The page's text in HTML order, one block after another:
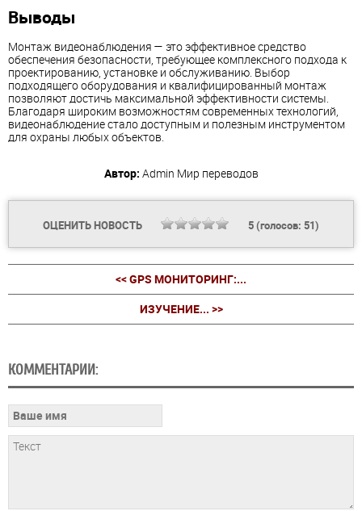
Выводы
Монтаж видеонаблюдения — это эффективное средство
обеспечения безопасности, требующее комплексного подхода к
проектированию, установке и обслуживанию. Выбор
подходящего оборудования и квалифицированный монтаж
позволяют достичь максимальной эффективности системы.
Благодаря широким возможностям современных технологий,
видеонаблюдение стало доступным и полезным инструментом
для охраны любых объектов.
Автор: Admin Мир переводов
ОЦЕНИТЬ НОВОСТЬ 5(голосов: 51)
<< GPS МОНИТОРИНГ:...
ИЗУЧЕНИЕ... >>
КОММЕНТАРИИ: